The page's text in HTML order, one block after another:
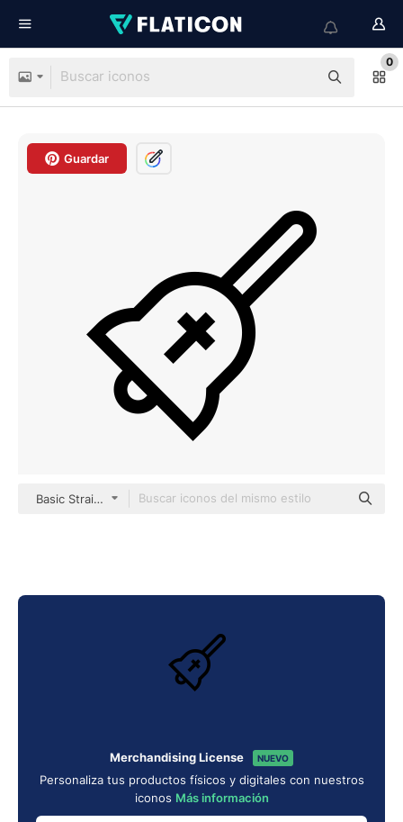
0
Guardar
Basic Straight Lineal
Merchandising License NUEVO
Personaliza tus productos físicos y digitales con nuestros
iconos Más información